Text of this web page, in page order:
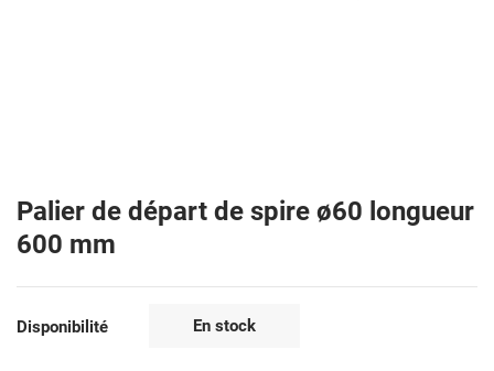
Palier de départ de spire ø60 longueur
600 mm
Disponibilité En stock